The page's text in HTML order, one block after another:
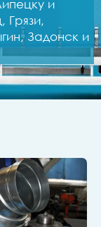
и
Грязи,
Задонск и